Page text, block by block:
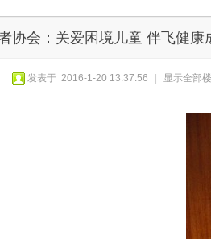
协会：关爱困境儿童 伴飞健康
发表于 2016-1-20 13:37:56 显示全部